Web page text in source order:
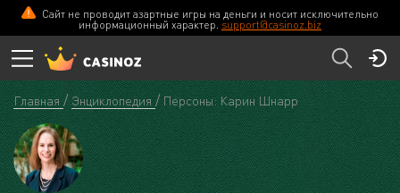
Сайт не проводит азартные игры на деньги и носит исключительно
информационный характер. support@casinoz.biz
Главная Энциклопедия Персоны: Карин Шнарр